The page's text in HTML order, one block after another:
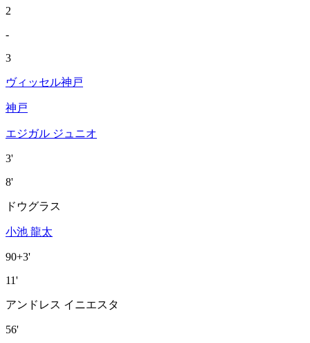
2
-
3
ヴィッセル神戸
神戸
エジガル ジュニオ
3'
8'
ドウグラス
小池 龍太
90+3'
11'
アンドレス イニエスタ
56'